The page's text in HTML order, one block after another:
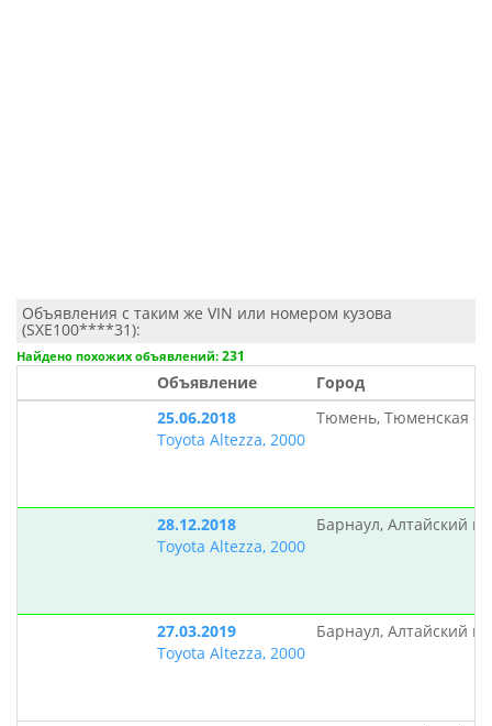
Объявления с таким же VIN или номером кузова
(SXE100****31):
Найдено похожих объявлений: 231
Объявление
Город
25.06.2018
Toyota Altezza, 2000
Тюмень, Тюменская
28.12.2018
Toyota Altezza, 2000
Барнаул, Алтайский
27.03.2019
Toyota Altezza, 2000
Барнаул, Алтайский